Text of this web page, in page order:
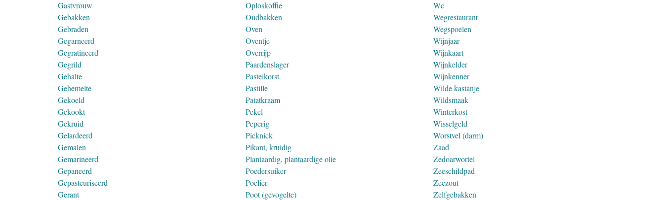
Gastvrouw
Gebakken
Gebraden
Gegarneerd
Gegratineerd
Gegrild
Gehalte
Gehemelte
Gekoeld
Gekookt
Gekruid
Gelardeerd
Gemalen
Gemarineerd
Gepaneerd
Gepasteuriseerd
Gerant
Oploskoffie
Oudbakken
Oven
Oventje
Overrijp
Paardenslager
Pasteikorst
Pastille
Patatkraam
Pekel
Peperig
Picknick
Pikant, kruidig
Plantaardig, plantaardige olie
Poedersuiker
Poelier
Poot (gevogelte)
Wc
Wegrestaurant
Wegspoelen
Wijnjaar
Wijnkaart
Wijnkelder
Wijnkenner
Wilde kastanje
Wildsmaak
Winterkost
Wisselgeld
Worstvel (darm)
Zaad
Zedoarwortel
Zeeschildpad
Zeezout
Zelfgebakken